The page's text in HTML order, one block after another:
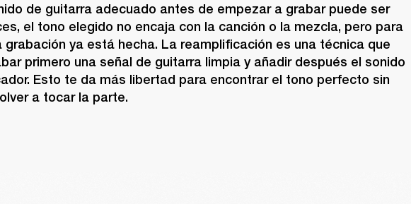
de guitarra adecuado antes de empezar a grabar puede ser
el tono elegido no encaja con la canción o la mezcla, pero para
grabación ya está hecha. La reamplificación es una técnica que
primero una señal de guitarra limpia y añadir después el sonido
Esto te da más libertad para encontrar el tono perfecto sin
a tocar la parte.